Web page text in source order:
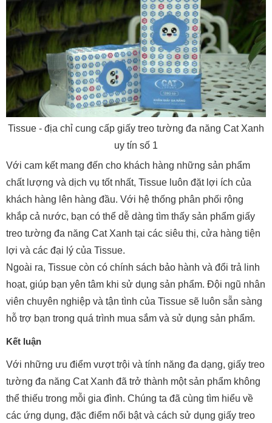
Tissue - địa chỉ cung cấp giấy treo tường đa năng Cat Xanh
uy tín số 1
Với cam kết mang đến cho khách hàng những sản phẩm
chất lượng và dịch vụ tốt nhất, Tissue luôn đặt lợi ích của
khách hàng lên hàng đầu. Với hệ thống phân phối rộng
khắp cả nước, bạn có thể dễ dàng tìm thấy sản phẩm giấy
treo tường đa năng Cat Xanh tại các siêu thị, cửa hàng tiện
lợi và các đại lý của Tissue.
Ngoài ra, Tissue còn có chính sách bảo hành và đổi trả linh
hoạt, giúp bạn yên tâm khi sử dụng sản phẩm. Đội ngũ nhân
viên chuyên nghiệp và tận tình của Tissue sẽ luôn sẵn sàng
hỗ trợ bạn trong quá trình mua sắm và sử dụng sản phẩm.
Kết luận
Với những ưu điểm vượt trội và tính năng đa dạng, giấy treo
tường đa năng Cat Xanh đã trở thành một sản phẩm không
thể thiếu trong mỗi gia đình. Chúng ta đã cùng tìm hiểu về
các ứng dụng, đặc điểm nổi bật và cách sử dụng giấy treo